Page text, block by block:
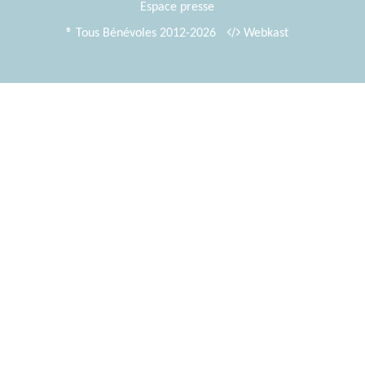
Espace presse
® Tous Bénévoles 2012-2026
Webkast